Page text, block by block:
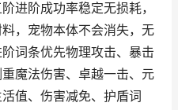
进阶成功率稳定无损耗，
，宠物本体不会消失，无
词条优先物理攻击、暴击
魔法伤害、卓越一击、元
值、伤害减免、护盾词